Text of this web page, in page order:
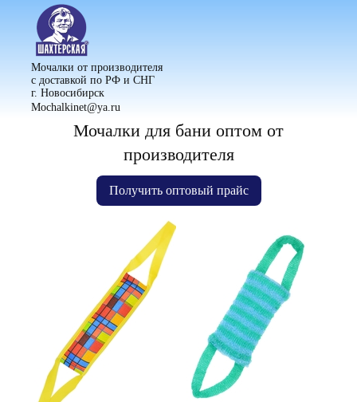
Мочалки от производителя
с доставкой по РФ и СНГ
г. Новосибирск
Mochalkinet@ya.ru
8 (999) 682-31-44Мочалки для бани оптом от
производителя
Получить оптовый прайс